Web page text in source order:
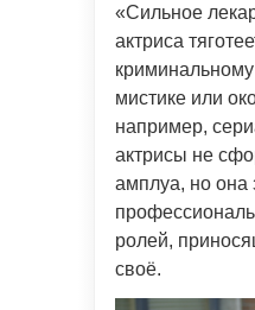
«Сильное
актриса
мистике или
например,
актрисы не
амплуа, но она
ролей,
своё.